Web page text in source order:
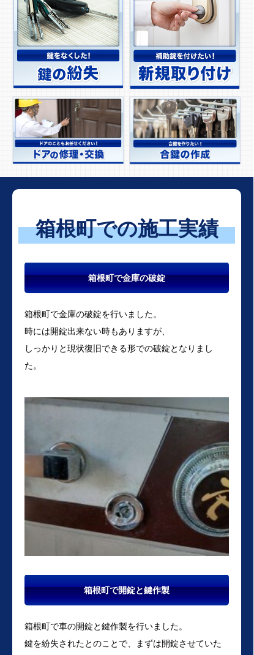
箱根町での施工実績
箱根町で金庫の破錠
箱根町で金庫の破錠を行いました。
時には開錠出来ない時もありますが、
しっかりと現状復旧できる形での破錠となりまし
た。
箱根町で開錠と鍵作製
箱根町で車の開錠と鍵作製を行いました。
鍵を紛失されたとのことで、まずは開錠させていた